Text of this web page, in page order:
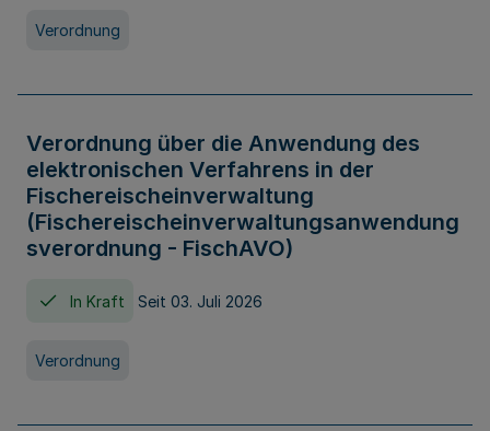
Verordnung
Verordnung über die Anwendung des
elektronischen Verfahrens in der
Fischereischeinverwaltung
(Fischereischeinverwaltungsanwendung
sverordnung - FischAVO)
In Kraft Seit 03. Juli 2026
Verordnung